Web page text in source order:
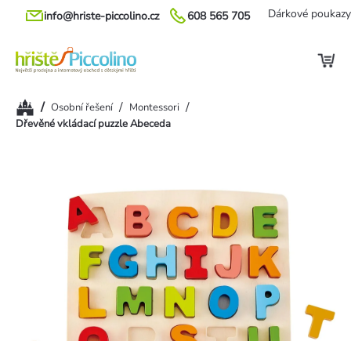
Přejít
608 565 705
info@hriste-piccolino.cz Dárkové poukazy
Domů/ Osobní řešení / Montessori /
Dřevěné vkládací puzzle Abeceda